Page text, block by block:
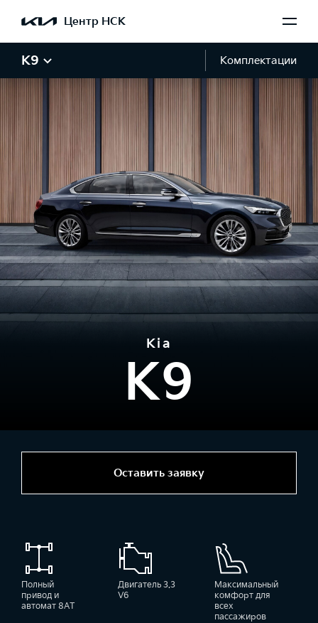
Центр НСК
K9 Комплектации
Оставить заявку
Kia
K9
Полный
привод и
автомат 8АТ
Двигатель 3.3
V6
Максимальный
комфорт для
всех
пассажиров